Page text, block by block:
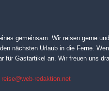
gemeinsam: Wir reisen gerne
nächsten Urlaub in die Ferne.
für Gastartikel an. Wir freuen uns
reise@web-redaktion.net